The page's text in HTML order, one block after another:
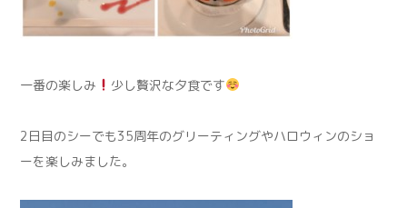
一番の楽しみ 少し贅沢な夕食です
2日目のシーでも35周年のグリーティングやハロウィンのショ
ーを楽しみました。